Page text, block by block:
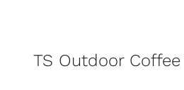
TS Outdoor